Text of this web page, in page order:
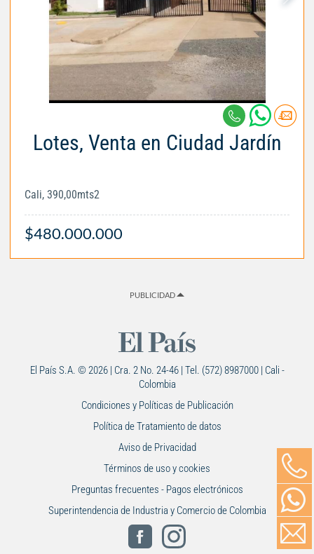
Lotes, Venta en Ciudad Jardín
Cali, 390,00mts2
$480.000.000
PUBLICIDAD
El País S.A. © 2026 | Cra. 2 No. 24-46 | Tel. (572) 8987000 | Cali -
Colombia
Condiciones y Políticas de Publicación
Política de Tratamiento de datos
Aviso de Privacidad
Términos de uso y cookies
Preguntas frecuentes - Pagos electrónicos
Superintendencia de Industria y Comercio de Colombia